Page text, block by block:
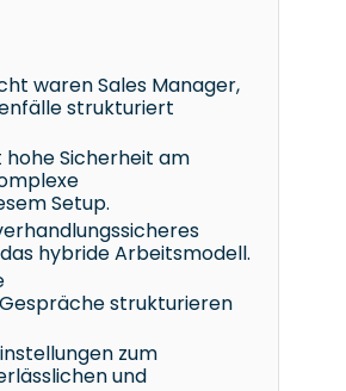
waren Sales Manager,
strukturiert
Sicherheit am
Setup.
hybride Arbeitsmodell.
strukturieren
zum
und